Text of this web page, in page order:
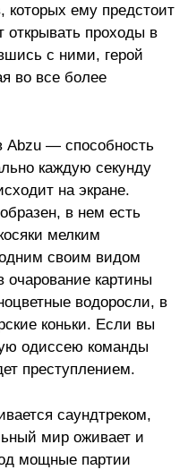
которых ему предстоит
открывать проходы в
с ними, герой
во все более
Abzu — способность
каждую секунду
на экране.
в нем есть
мелким
своим видом
картины
водоросли, в
коньки. Если вы
одиссею команды
преступлением.
саундтреком,
мир оживает и
мощные партии